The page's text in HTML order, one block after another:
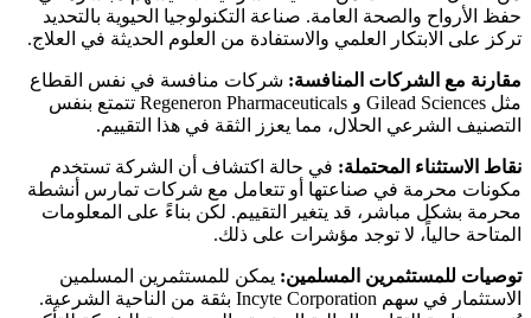
حفظ الأرواح والصحة العامة. صناعة التكنولوجيا الحيوية بالتحديد
تركز على الابتكار العلمي والاستفادة من العلوم الحديثة في العلاج.
مقارنة مع الشركات المنافسة:شركات منافسة في نفس القطاع
مثل Gilead Sciences و Regeneron Pharmaceuticals تتمتع بنفس
التصنيف الشرعي الحلال، مما يعزز الثقة في هذا التقييم.
نقاط الاستثناء المحتملة:في حالة اكتشاف أن الشركة تستخدم
مكونات محرمة في صناعتها أو تتعامل مع شركات تمارس أنشطة
محرمة بشكل مباشر، قد يتغير التقييم. لكن بناءً على المعلومات
المتاحة حالياً، لا توجد مؤشرات على ذلك.
توصيات للمستثمرين المسلمين:يمكن للمستثمرين المسلمين
الاستثمار في سهم Incyte Corporation بثقة من الناحية الشرعية.